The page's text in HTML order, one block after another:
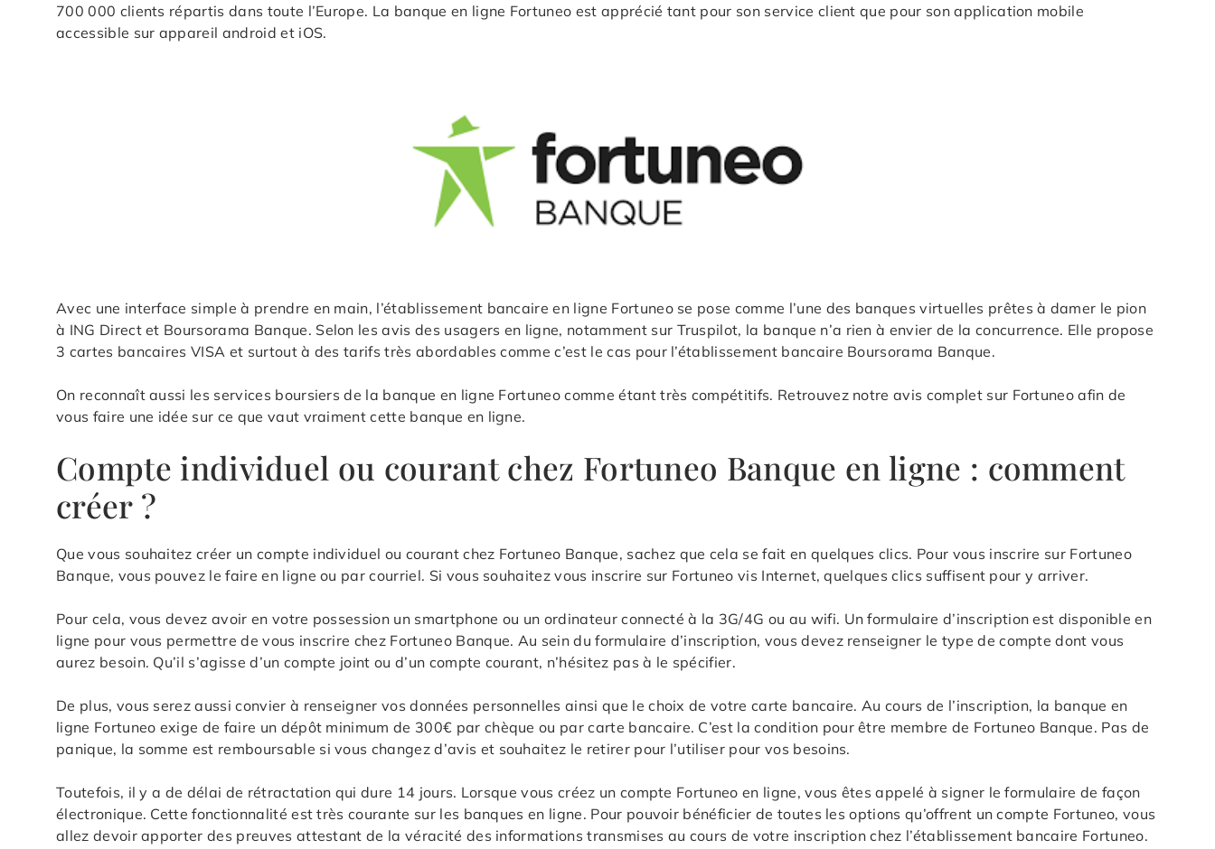
700 000 clients répartis dans toute l’Europe. La banque en ligne Fortuneo est apprécié tant pour son service client que pour son application mobile
accessible sur appareil android et iOS.
Avec une interface simple à prendre en main, l’établissement bancaire en ligne Fortuneo se pose comme l’une des banques virtuelles prêtes à damer le pion
à ING Direct et Boursorama Banque. Selon les avis des usagers en ligne, notamment sur Truspilot, la banque n’a rien à envier de la concurrence. Elle propose
3 cartes bancaires VISA et surtout à des tarifs très abordables comme c’est le cas pour l’établissement bancaire Boursorama Banque.
On reconnaît aussi les services boursiers de la banque en ligne Fortuneo comme étant très compétitifs. Retrouvez notre avis complet sur Fortuneo afin de
vous faire une idée sur ce que vaut vraiment cette banque en ligne.
Compte individuel ou courant chez Fortuneo Banque en ligne : comment
créer ?
Que vous souhaitez créer un compte individuel ou courant chez Fortuneo Banque, sachez que cela se fait en quelques clics. Pour vous inscrire sur Fortuneo
Banque, vous pouvez le faire en ligne ou par courriel. Si vous souhaitez vous inscrire sur Fortuneo vis Internet, quelques clics suffisent pour y arriver.
Pour cela, vous devez avoir en votre possession un smartphone ou un ordinateur connecté à la 3G/4G ou au wifi. Un formulaire d’inscription est disponible en
ligne pour vous permettre de vous inscrire chez Fortuneo Banque. Au sein du formulaire d’inscription, vous devez renseigner le type de compte dont vous
aurez besoin. Qu’il s’agisse d’un compte joint ou d’un compte courant, n’hésitez pas à le spécifier.
De plus, vous serez aussi convier à renseigner vos données personnelles ainsi que le choix de votre carte bancaire. Au cours de l’inscription, la banque en
ligne Fortuneo exige de faire un dépôt minimum de 300€ par chèque ou par carte bancaire. C’est la condition pour être membre de Fortuneo Banque. Pas de
panique, la somme est remboursable si vous changez d’avis et souhaitez le retirer pour l’utiliser pour vos besoins.
Toutefois, il y a de délai de rétractation qui dure 14 jours. Lorsque vous créez un compte Fortuneo en ligne, vous êtes appelé à signer le formulaire de façon
électronique. Cette fonctionnalité est très courante sur les banques en ligne. Pour pouvoir bénéficier de toutes les options qu’offrent un compte Fortuneo, vous
allez devoir apporter des preuves attestant de la véracité des informations transmises au cours de votre inscription chez l’établissement bancaire Fortuneo.